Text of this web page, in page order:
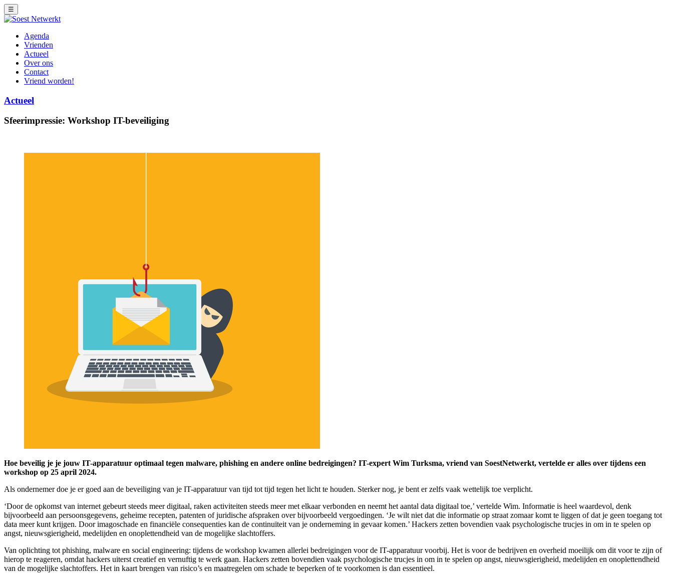
☰
Agenda
Vrienden
Actueel
Over ons
Contact
Vriend worden!
Actueel
Sfeerimpressie: Workshop IT-beveiliging
Hoe beveilig je je jouw IT-apparatuur optimaal tegen malware, phishing en andere online bedreigingen? IT-expert Wim Turksma, vriend van SoestNetwerkt, vertelde er alles over tijdens een
workshop op 25 april 2024.
Als ondernemer doe je er goed aan de beveiliging van je IT-apparatuur van tijd tot tijd tegen het licht te houden. Sterker nog, je bent er zelfs vaak wettelijk toe verplicht.
‘Door de opkomst van internet gebeurt steeds meer digitaal, raken activiteiten steeds meer met elkaar verbonden en neemt het aantal data digitaal toe,’ vertelde Wim. Informatie is heel waardevol, denk
bijvoorbeeld aan persoonsgegevens, geheime recepten, patenten of juridische afspraken over bijvoorbeeld vergoedingen. ‘Je wilt niet dat die informatie op straat zomaar komt te liggen of dat je geen toegang tot
data meer kunt krijgen. Door imagoschade en financiële consequenties kan de continuïteit van je onderneming in gevaar komen.’ Hackers zetten bovendien vaak psychologische trucjes in om in te spelen op
angst, nieuwsgierigheid, medelijden en onoplettendheid van de mogelijke slachtoffers.
Van oplichting tot phishing, malware en social engineering: tijdens de workshop kwamen allerlei bedreigingen voor de IT-apparatuur voorbij. Het is voor de bedrijven en overheid moeilijk om dit voor te zijn of
hierop te reageren, omdat hackers uiterst creatief en vernuftig te werk gaan. Hackers zetten bovendien vaak psychologische trucjes in om in te spelen op angst, nieuwsgierigheid, medelijden en onoplettendheid
van de mogelijke slachtoffers. Het in kaart brengen van risico’s en maatregelen om schade te beperken of te voorkomen is dan essentieel.